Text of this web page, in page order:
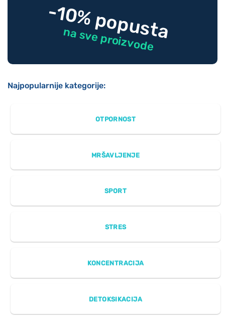
-10% popusta
na sve proizvode
Najpopularnije kategorije:
OTPORNOST
MRŠAVLJENJE
SPORT
STRES
KONCENTRACIJA
DETOKSIKACIJA